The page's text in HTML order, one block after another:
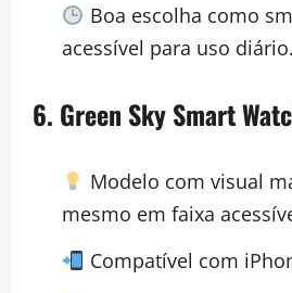
Boa escolha como
acessível para uso diário.
6. Green Sky Smart
Modelo com visual
mesmo em faixa
Compatível com